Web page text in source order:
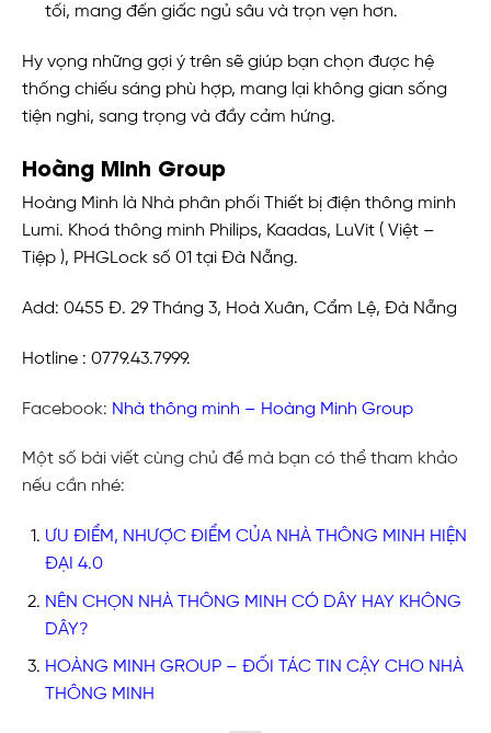
tối, mang đến giấc ngủ sâu và trọn vẹn hơn.
Hy vọng những gợi ý trên sẽ giúp bạn chọn được hệ
thống chiếu sáng phù hợp, mang lại không gian sống
tiện nghi, sang trọng và đầy cảm hứng.
Hoàng Minh Group
Hoàng Minh là Nhà phân phối Thiết bị điện thông minh
Lumi. Khoá thông minh Philips, Kaadas, LuVit ( Việt –
Tiệp ), PHGLock số 01 tại Đà Nẵng.
Add: 0455 Đ. 29 Tháng 3, Hoà Xuân, Cẩm Lệ, Đà Nẵng
Hotline : 0779.43.7999.
Facebook: Nhà thông minh – Hoàng Minh Group
Một số bài viết cùng chủ đề mà bạn có thể tham khảo
nếu cần nhé:
ƯU ĐIỂM, NHƯỢC ĐIỂM CỦA NHÀ THÔNG MINH HIỆN
ĐẠI 4.0
NÊN CHỌN NHÀ THÔNG MINH CÓ DÂY HAY KHÔNG
DÂY?
HOÀNG MINH GROUP – ĐỐI TÁC TIN CẬY CHO NHÀ
THÔNG MINH